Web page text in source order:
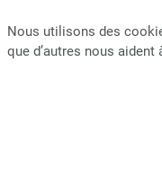
Nous utilisons des
que d’autres nous
10-bleu